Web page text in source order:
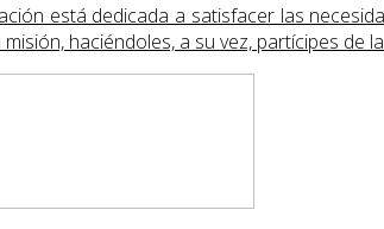
está dedicada a satisfacer las
haciéndoles, a su vez, partícipes de